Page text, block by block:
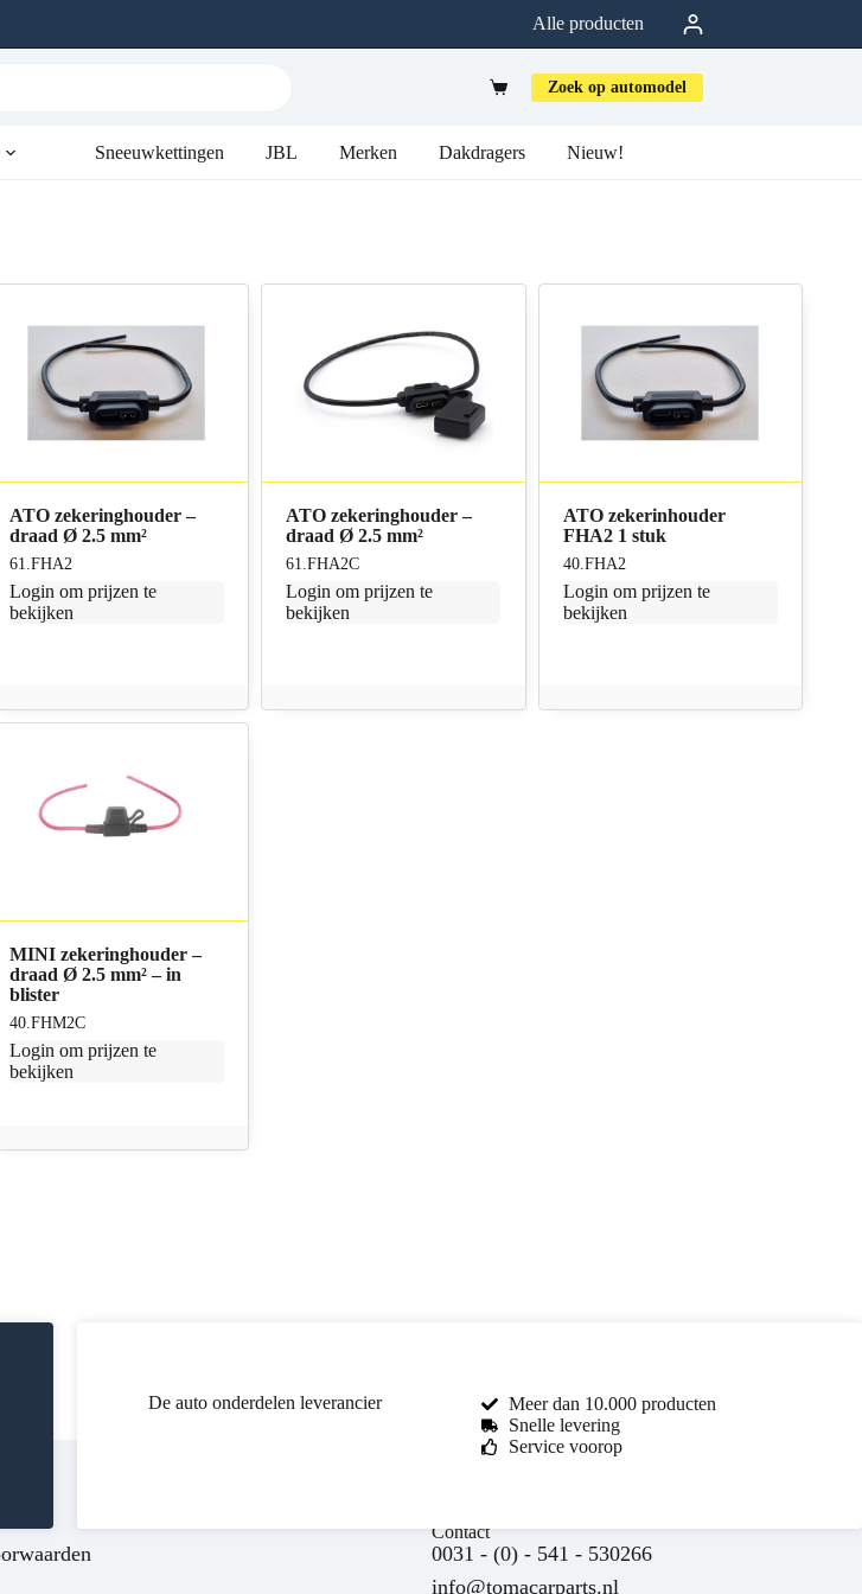
Alle producten
Zoek op automodel
Sneeuwkettingen JBL Merken Dakdragers Nieuw!
ATO zekeringhouder –
draad Ø 2.5 mm²
61.FHA2
Login om prijzen te
bekijken
ATO zekeringhouder –
draad Ø 2.5 mm²
61.FHA2C
Login om prijzen te
bekijken
ATO zekerinhouder
FHA2 1 stuk
40.FHA2
Login om prijzen te
bekijken
MINI zekeringhouder –
draad Ø 2.5 mm² – in
blister
40.FHM2C
Login om prijzen te
bekijken
De auto onderdelen leverancier
Meer dan 10.000 producten
Snelle levering
Service voorop
Contact
0031 - (0) - 541 - 530266
info@tomacarparts.nl
Reageert meestal binnen enkele uren